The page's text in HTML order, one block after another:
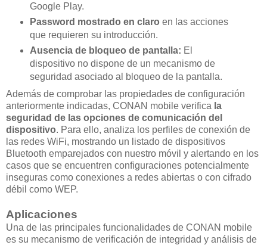
Google Play.
Password mostrado en claro en las acciones
que requieren su introducción.
Ausencia de bloqueo de pantalla: El
dispositivo no dispone de un mecanismo de
seguridad asociado al bloqueo de la pantalla.
Además de comprobar las propiedades de configuración
anteriormente indicadas, CONAN mobile verifica la
seguridad de las opciones de comunicación del
dispositivo. Para ello, analiza los perfiles de conexión de
las redes WiFi, mostrando un listado de dispositivos
Bluetooth emparejados con nuestro móvil y alertando en los
casos que se encuentren configuraciones potencialmente
inseguras como conexiones a redes abiertas o con cifrado
débil como WEP.
Aplicaciones
Una de las principales funcionalidades de CONAN mobile
es su mecanismo de verificación de integridad y análisis de